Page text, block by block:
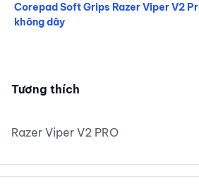
Corepad Soft Grips Razer Viper V2
không dây
Tương thích
Razer Viper V2 PRO